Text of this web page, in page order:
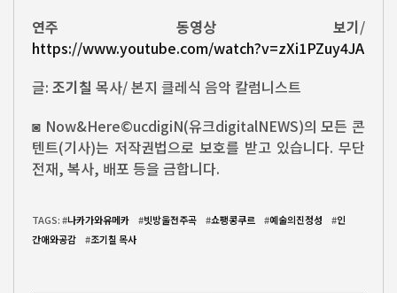
연주 동영상 보기/
https://www.youtube.com/watch?v=zXi1PZuy4JA
글: 조기칠 목사/ 본지 클레식 음악 칼럼니스트
◙ Now&Here©ucdigiN(유크digitalNEWS)의 모든 콘
텐트(기사)는 저작권법으로 보호를 받고 있습니다. 무단
전재, 복사, 배포 등을 금합니다.
TAGS: #나카가와유메카 #빗방울전주곡 #쇼팽콩쿠르 #예술의진정성 #인
간애와공감
#조기칠 목사